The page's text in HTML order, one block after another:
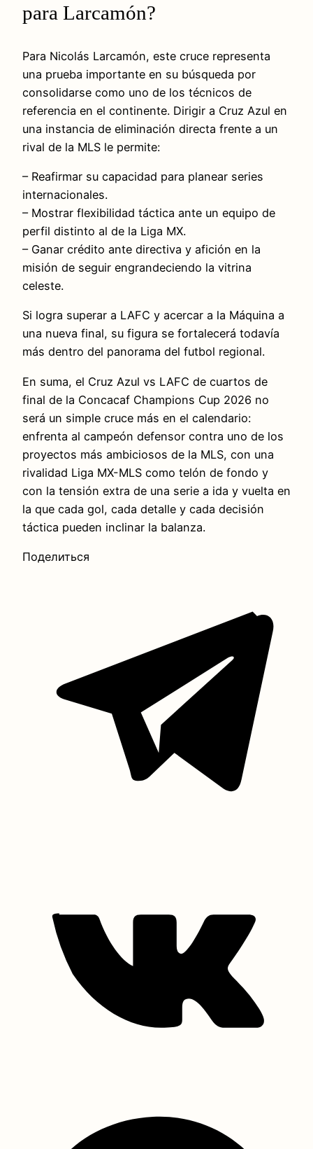
para Larcamón?
Para Nicolás Larcamón, este cruce representa
una prueba importante en su búsqueda por
consolidarse como uno de los técnicos de
referencia en el continente. Dirigir a Cruz Azul en
una instancia de eliminación directa frente a un
rival de la MLS le permite:
– Reafirmar su capacidad para planear series
internacionales.
– Mostrar flexibilidad táctica ante un equipo de
perfil distinto al de la Liga MX.
– Ganar crédito ante directiva y afición en la
misión de seguir engrandeciendo la vitrina
celeste.
Si logra superar a LAFC y acercar a la Máquina a
una nueva final, su figura se fortalecerá todavía
más dentro del panorama del futbol regional.
En suma, el Cruz Azul vs LAFC de cuartos de
final de la Concacaf Champions Cup 2026 no
será un simple cruce más en el calendario:
enfrenta al campeón defensor contra uno de los
proyectos más ambiciosos de la MLS, con una
rivalidad Liga MX-MLS como telón de fondo y
con la tensión extra de una serie a ida y vuelta en
la que cada gol, cada detalle y cada decisión
táctica pueden inclinar la balanza.
Поделиться